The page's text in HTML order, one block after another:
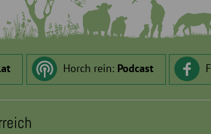
Horch rein: Podcast